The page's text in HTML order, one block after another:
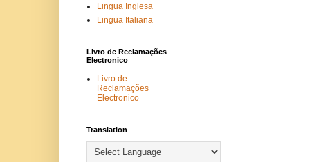
Lingua Inglesa
Lingua Italiana
Livro de Reclamações
Electronico
Livro de
Reclamações
Electronico
Translation